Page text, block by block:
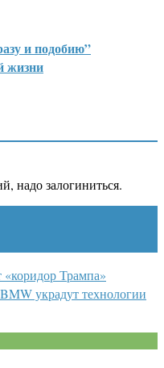
и подобию”
жизни
надо залогиниться.
«коридор Трампа»
украдут технологии